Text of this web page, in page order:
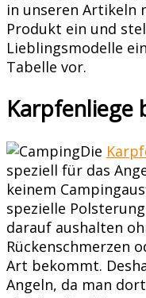
in unseren Artikeln
Produkt ein und
Lieblingsmodelle
Tabelle vor.
Karpfenliege
Die
speziell für das
keinem
spezielle
darauf aushalten
Rückenschmerzen
Art bekommt.
Angeln, da man